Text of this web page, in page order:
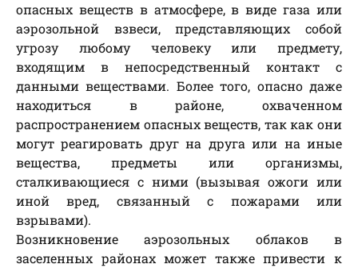
опасных веществ в атмосфере, в виде газа или
аэрозольной взвеси, представляющих собой
угрозу любому человеку или предмету,
входящим в непосредственный контакт с
данными веществами. Более того, опасно даже
находиться в районе, охваченном
распространением опасных веществ, так как они
могут реагировать друг на друга или на иные
вещества, предметы или организмы,
сталкивающиеся с ними (вызывая ожоги или
иной вред, связанный с пожарами или
взрывами).
Возникновение аэрозольных облаков в
заселенных районах может также привести к